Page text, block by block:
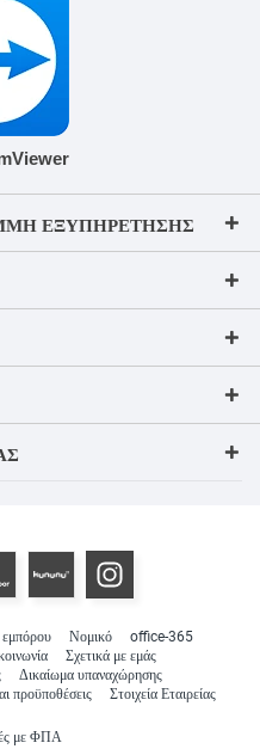
ΕΞΥΠΗΡΈΤΗΣΗΣ
Νομικό
office-365
Σχετικά με εμάς
Δικαίωμα υπαναχώρησης
προϋποθέσεις Στοιχεία Εταιρείας
με ΦΠΑ